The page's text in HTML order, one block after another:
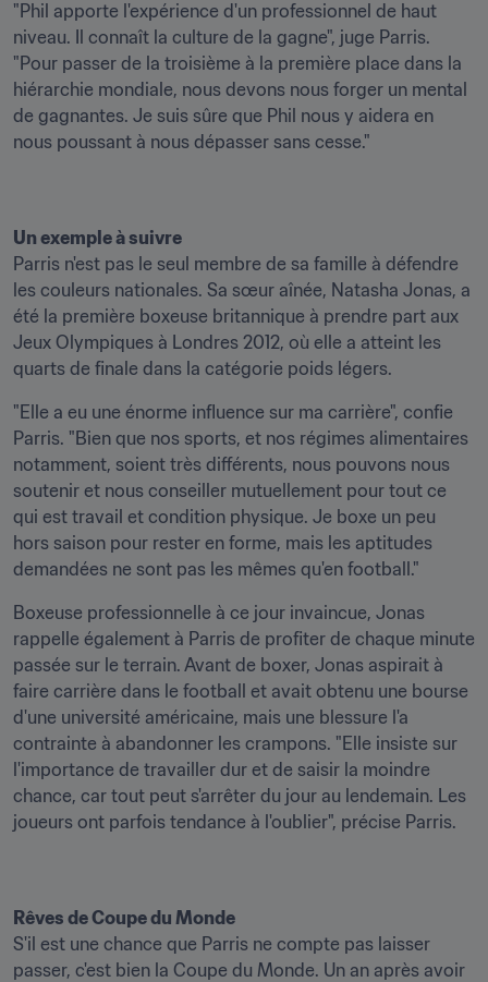
"Phil apporte l'expérience d'un professionnel de haut
niveau. Il connaît la culture de la gagne", juge Parris.
"Pour passer de la troisième à la première place dans la
hiérarchie mondiale, nous devons nous forger un mental
de gagnantes. Je suis sûre que Phil nous y aidera en
nous poussant à nous dépasser sans cesse."
Un exemple à suivre
Parris n'est pas le seul membre de sa famille à défendre
les couleurs nationales. Sa sœur aînée, Natasha Jonas, a
été la première boxeuse britannique à prendre part aux
Jeux Olympiques à Londres 2012, où elle a atteint les
quarts de finale dans la catégorie poids légers.
"Elle a eu une énorme influence sur ma carrière", confie
Parris. "Bien que nos sports, et nos régimes alimentaires
notamment, soient très différents, nous pouvons nous
soutenir et nous conseiller mutuellement pour tout ce
qui est travail et condition physique. Je boxe un peu
hors saison pour rester en forme, mais les aptitudes
demandées ne sont pas les mêmes qu'en football."
Boxeuse professionnelle à ce jour invaincue, Jonas
rappelle également à Parris de profiter de chaque minute
passée sur le terrain. Avant de boxer, Jonas aspirait à
faire carrière dans le football et avait obtenu une bourse
d'une université américaine, mais une blessure l'a
contrainte à abandonner les crampons. "Elle insiste sur
l'importance de travailler dur et de saisir la moindre
chance, car tout peut s'arrêter du jour au lendemain. Les
joueurs ont parfois tendance à l'oublier", précise Parris.
Rêves de Coupe du Monde
S'il est une chance que Parris ne compte pas laisser
passer, c'est bien la Coupe du Monde. Un an après avoir